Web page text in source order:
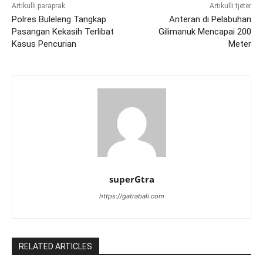
Artikulli paraprak
Polres Buleleng Tangkap
Pasangan Kekasih Terlibat
Kasus Pencurian
Artikulli tjetër
Anteran di Pelabuhan
Gilimanuk Mencapai 200
Meter
superGtra
https://gatrabali.com
RELATED ARTICLES